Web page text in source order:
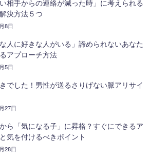
い相手からの連絡が減った時」に考えられる
決方法５つ
8日
な人に好きな人がいる」諦められないあなた
アプローチ方法
5日
でした！男性が送るさりげない脈アリサイ
27日
ら「気になる子」に昇格？すぐにできるア
気を付けるべきポイント
28日